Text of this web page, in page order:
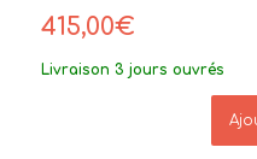
415,00€
Livraison 3 jours ouvrés